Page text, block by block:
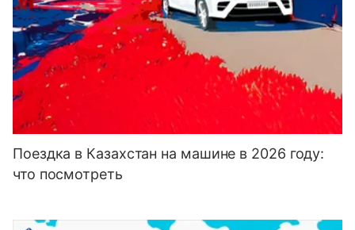
Поездка в Казахстан на машине в 2026 году:
что посмотреть